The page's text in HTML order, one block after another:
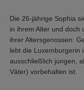
Die 26-jährige Sophia
in ihrem Alter und doch
ihrer Altersgenossen:
lebt die Luxemburgerin
ausschließlich jungen,
Väter) vorbehalten ist.